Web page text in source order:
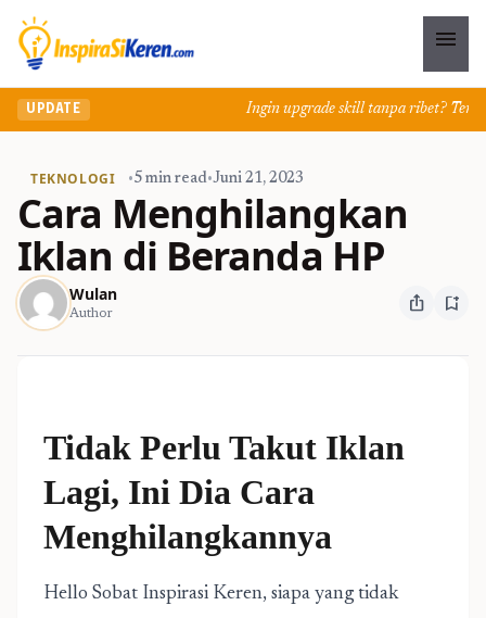
menu
UPDATE Ingin upgrade skill tanpa ribet?
TEKNOLOGI •5 min read•Juni 21, 2023
Cara Menghilangkan
Iklan di Beranda HP
Wulan
Author ios_share bookmark_add
Tidak Perlu Takut Iklan
Lagi, Ini Dia Cara
Menghilangkannya
Hello Sobat Inspirasi Keren, siapa yang tidak